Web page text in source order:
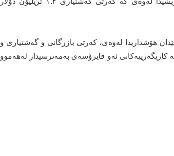
هۆشداریدا له‌وه‌ی، كه‌رتی بازرگانی و گه‌شتیاری و
كاریگه‌رییه‌كانی ئه‌و ڤایرۆسه‌ی به‌مه‌ترسیدار له‌هه‌موو